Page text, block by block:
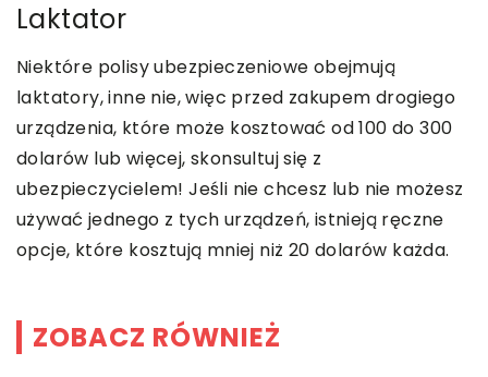
Laktator
Niektóre polisy ubezpieczeniowe obejmują
laktatory, inne nie, więc przed zakupem drogiego
urządzenia, które może kosztować od 100 do 300
dolarów lub więcej, skonsultuj się z
ubezpieczycielem! Jeśli nie chcesz lub nie możesz
używać jednego z tych urządzeń, istnieją ręczne
opcje, które kosztują mniej niż 20 dolarów każda.
ZOBACZ RÓWNIEŻ